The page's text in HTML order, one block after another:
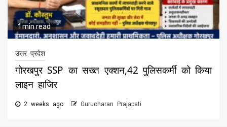
1 min read
उत्तर प्रदेश
गोरखपुर SSP का सख्त एक्शन,42 पुलिसकर्मी को किया
लाइन हाजिर
2 weeks ago Gurucharan Prajapati